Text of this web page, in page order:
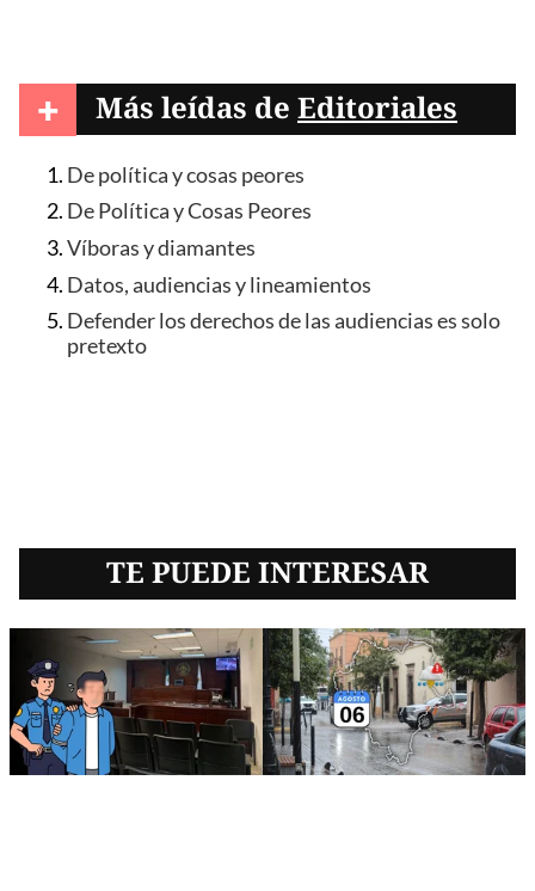
+ Más leídas de Editoriales
De política y cosas peores
De Política y Cosas Peores
Víboras y diamantes
Datos, audiencias y lineamientos
Defender los derechos de las audiencias es solo
pretexto
TE PUEDE INTERESAR